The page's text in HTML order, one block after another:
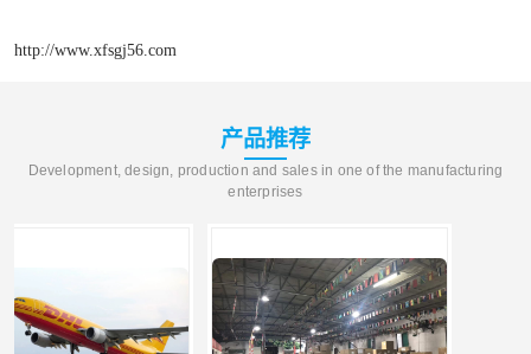
http://www.xfsgj56.com
产品推荐
Development, design, production and sales in one of the manufacturing
enterprises